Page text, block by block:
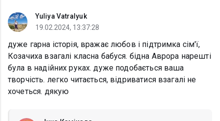
Yuliya Vatralyuk
19.02.2024, 13:37:28
дуже гарна історія, вражає любов і підтримка сім'ї,
Козачиха взагалі класна бабуся. бідна Аврора нарешті
була в надійних руках. дуже подобається ваша
творчість. легко читається, відриватися взагалі не
хочеться. дякую